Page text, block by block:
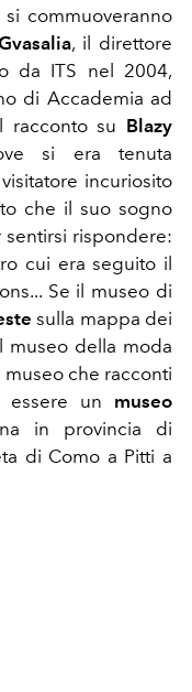
commuoveranno
, il direttore
da ITS nel 2004,
di Accademia ad
racconto su Blazy
si era tenuta
incuriosito
che il suo sogno
sentirsi rispondere:
cui era seguito il
Se il museo di
sulla mappa dei
museo della moda
museo che racconti
essere un museo
in provincia di
di Como a Pitti a